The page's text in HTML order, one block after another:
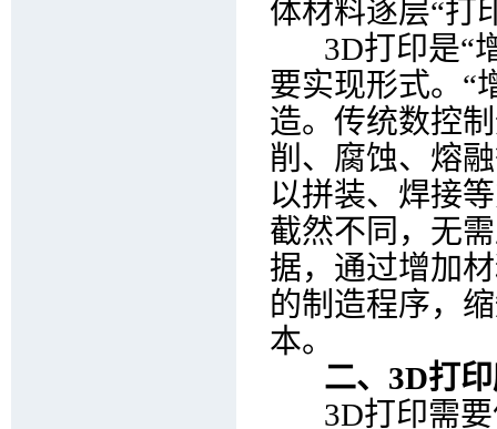
体材料逐层“打
3D打印是“增
要实现形式。“
造。传统数控
削、腐蚀、熔
以拼装、焊接
截然不同，无
据，通过增加
的制造程序，
本。
二、3D打
3D打印需要